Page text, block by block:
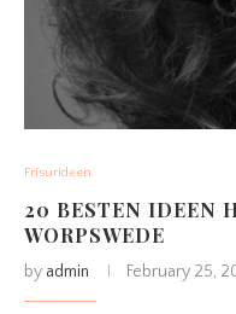
Frisurideen
20 BESTEN IDEEN
WORPSWEDE
by admin February 25,